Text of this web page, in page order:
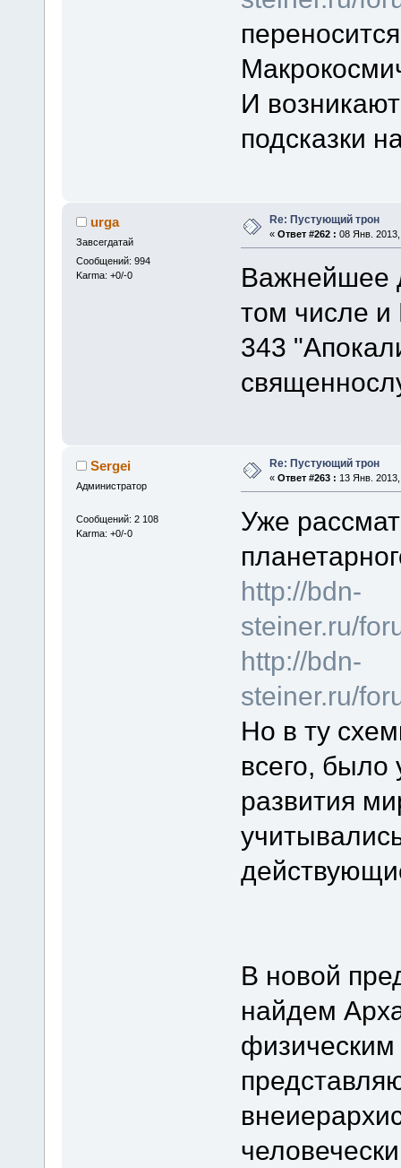
И
подсказки
urga
Завсегдатай
Сообщений: 994
Karma: +0/-0
Re: Пустующий трон
« Ответ #262 : 08 Янв.
Важнейшее
том числе
343
Sergei
Администратор
Сообщений: 2 108
Karma: +0/-0
Re: Пустующий трон
« Ответ #263 : 13 Янв.
Уже
http://bdn-
steiner.ru/
http://bdn-
steiner.ru/
Но в ту
всего,
развития
В новой
найдем